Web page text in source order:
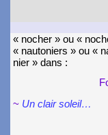
« nocher » ou «
« nau­to­niers » ou «
nier » dans :
~ Un clair soleil…